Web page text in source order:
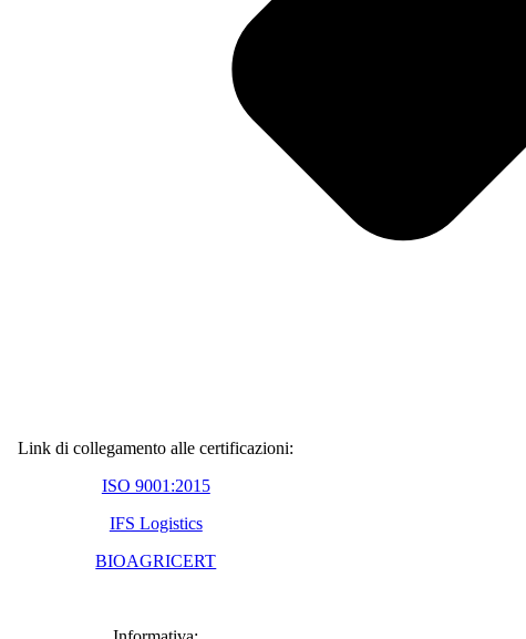
Link di collegamento alle certificazioni:
ISO 9001:2015
IFS Logistics
BIOAGRICERT